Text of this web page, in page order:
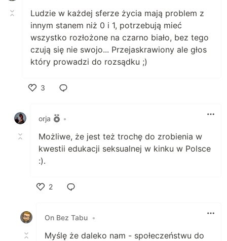
Ludzie w każdej sferze życia mają problem z
innym stanem niż 0 i 1, potrzebują mieć
wszystko rozłożone na czarno biało, bez tego
czują się nie swojo... Przejaskrawiony ale głos
który prowadzi do rozsądku ;)
3
orja
•
Możliwe, że jest też trochę do zrobienia w
kwestii edukacji seksualnej w kinku w Polsce
:).
2
On Bez Tabu •
Myślę że daleko nam - społeczeństwu do